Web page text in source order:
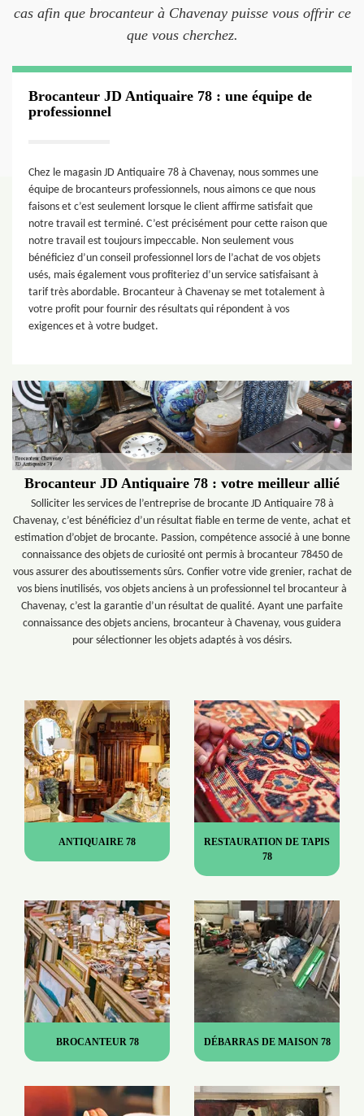
cas afin que brocanteur à Chavenay puisse vous offrir ce
que vous cherchez.
Brocanteur JD Antiquaire 78 : une équipe de
professionnel
Chez le magasin JD Antiquaire 78 à Chavenay, nous sommes une
équipe de brocanteurs professionnels, nous aimons ce que nous
faisons et c’est seulement lorsque le client affirme satisfait que
notre travail est terminé. C’est précisément pour cette raison que
notre travail est toujours impeccable. Non seulement vous
bénéficiez d’un conseil professionnel lors de l’achat de vos objets
usés, mais également vous profiteriez d’un service satisfaisant à
tarif très abordable. Brocanteur à Chavenay se met totalement à
votre profit pour fournir des résultats qui répondent à vos
exigences et à votre budget.
Brocanteur JD Antiquaire 78 : votre meilleur allié
Solliciter les services de l’entreprise de brocante JD Antiquaire 78 à
Chavenay, c’est bénéficiez d’un résultat fiable en terme de vente, achat et
estimation d’objet de brocante. Passion, compétence associé à une bonne
connaissance des objets de curiosité ont permis à brocanteur 78450 de
vous assurer des aboutissements sûrs. Confier votre vide grenier, rachat de
vos biens inutilisés, vos objets anciens à un professionnel tel brocanteur à
Chavenay, c’est la garantie d’un résultat de qualité. Ayant une parfaite
connaissance des objets anciens, brocanteur à Chavenay, vous guidera
pour sélectionner les objets adaptés à vos désirs.
ANTIQUAIRE 78
RESTAURATION DE TAPIS
78
BROCANTEUR 78 DÉBARRAS DE MAISON 78